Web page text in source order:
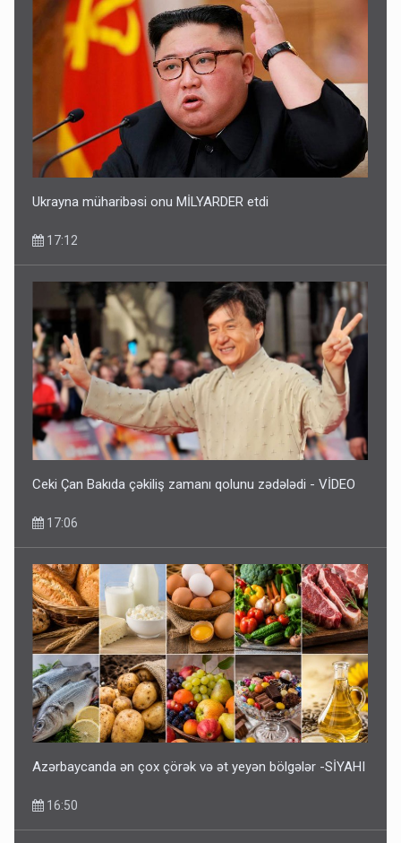
Ukrayna müharibəsi onu MİLYARDER etdi
17:12
Ceki Çan Bakıda çəkiliş zamanı qolunu zədələdi - VİDEO
17:06
Azərbaycanda ən çox çörək və ət yeyən bölgələr -SİYAHI
16:50